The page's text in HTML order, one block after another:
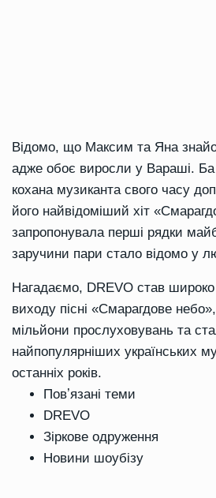
Відомо, що Максим та Яна
адже обоє виросли у Вараші.
кохана музиканта свого часу
його найвідоміший хіт
запропонувала перші рядки
заручини пари стало відомо у
Нагадаємо, DREVO став
виходу пісні «Смарагдове
мільйони прослуховувань та
найпопулярніших українських
останніх років.
Повʼязані теми
DREVO
Зіркове одруження
Новини шоубізу